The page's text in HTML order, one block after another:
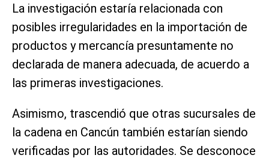
La investigación estaría relacionada con
posibles irregularidades en la importación de
productos y mercancía presuntamente no
declarada de manera adecuada, de acuerdo a
las primeras investigaciones.
Asimismo, trascendió que otras sucursales de
la cadena en Cancún también estarían siendo
verificadas por las autoridades. Se desconoce